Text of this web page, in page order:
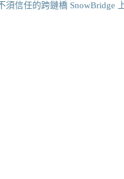
須信任的跨鏈橋 SnowBridge